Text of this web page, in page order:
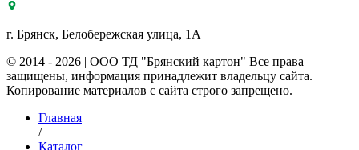
г. Брянск, Белобережская улица, 1А
© 2014 - 2026 | ООО ТД "Брянский картон" Все права
защищены, информация принадлежит владельцу сайта.
Копирование материалов с сайта строго запрещено.
Главная
/
Каталог